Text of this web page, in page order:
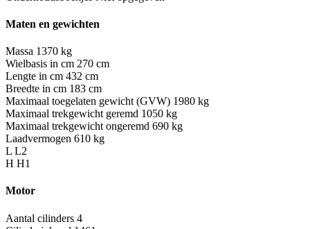
Maten en gewichten
Massa 1370 kg
Wielbasis in cm 270 cm
Lengte in cm 432 cm
Breedte in cm 183 cm
Maximaal toegelaten gewicht (GVW) 1980 kg
Maximaal trekgewicht geremd 1050 kg
Maximaal trekgewicht ongeremd 690 kg
Laadvermogen 610 kg
L L2
H H1
Motor
Aantal cilinders 4